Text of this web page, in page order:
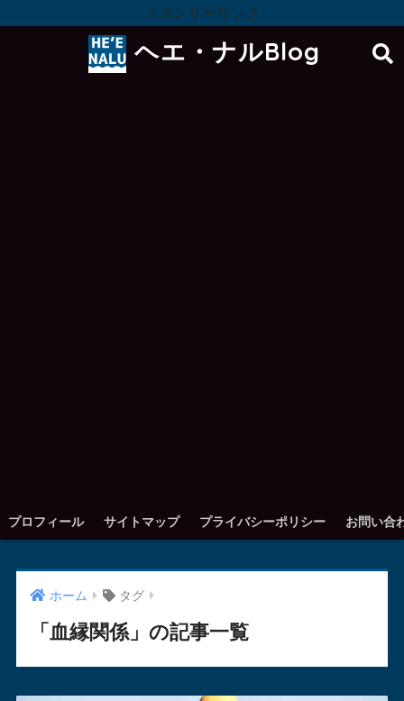
スポンサーリンク
ヘエ・ナルBlog
プロフィール サイトマップ プライバシーポリシー お問い合
ホーム タグ
「血縁関係」の記事一覧